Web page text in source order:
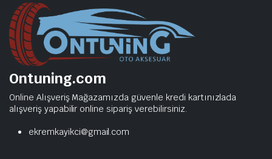
Ontuning.com
Online Alışveriş Mağazamızda güvenle kredi kartınızlada
alışveriş yapabilir online sipariş verebilirsiniz.
ekremkayikci@gmail.com